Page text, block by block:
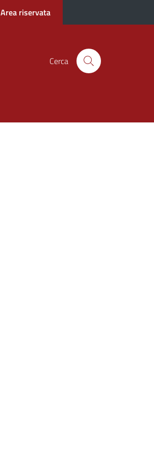
Area riservata
Cerca